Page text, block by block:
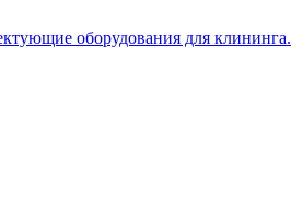
оборудования для клининга.